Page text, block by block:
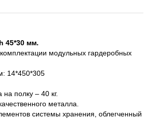
45*30 мм.
модульных гардеробных
14*450*305
на полку – 40 кг.
металла.
системы хранения, облегченный